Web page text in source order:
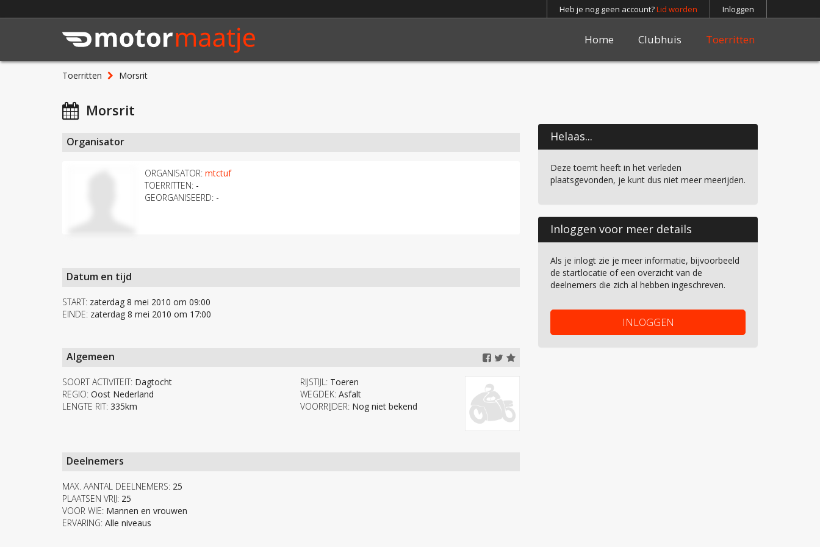
Heb je nog geen account?Lid worden Inloggen
Home Clubhuis Toerritten
Toerritten Morsrit
Morsrit
Helaas...
Deze toerrit heeft in het verleden
plaatsgevonden, je kunt dus niet meer meerijden.
Inloggen voor meer details
Als je inlogt zie je meer informatie, bijvoorbeeld
de startlocatie of een overzicht van de
deelnemers die zich al hebben ingeschreven.
INLOGGEN
Organisator
ORGANISATOR: mtctuf
TOERRITTEN: -
GEORGANISEERD: -
Datum en tijd
START: zaterdag 8 mei 2010 om 09:00
EINDE: zaterdag 8 mei 2010 om 17:00
Algemeen
SOORT ACTIVITEIT: Dagtocht
REGIO: Oost Nederland
LENGTE RIT: 335km
RIJSTIJL: Toeren
WEGDEK: Asfalt
VOORRIJDER: Nog niet bekend
Deelnemers
MAX. AANTAL DEELNEMERS: 25
PLAATSEN VRIJ: 25
VOOR WIE: Mannen en vrouwen
ERVARING: Alle niveaus